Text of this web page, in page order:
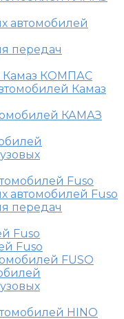
автомобилей
передач
Камаз КОМПАС
Камаз
КАМАЗ
Fuso
автомобилей Fuso
передач
Fuso
Fuso
FUSO
HINO